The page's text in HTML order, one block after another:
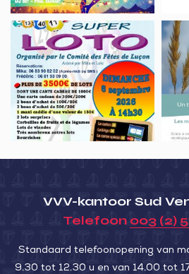
Loto
du
Comité
des
Fêtes
Luçon
Un
bien
VVV-kantoor Sud
Telefoon 003 (2)
Standaard telefoonopening van
9.30 tot 12.30 u en van 14.00 tot